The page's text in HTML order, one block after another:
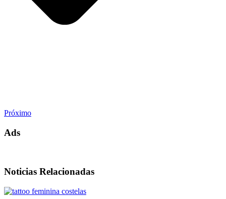
Próximo
Ads
Noticias Relacionadas